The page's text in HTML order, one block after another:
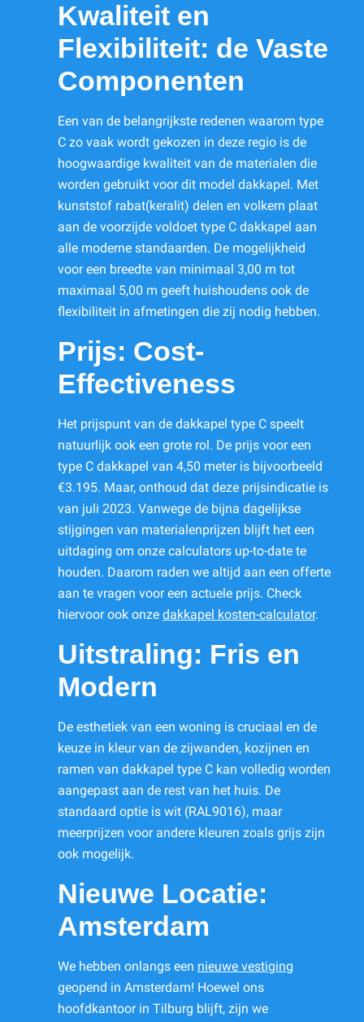
Kwaliteit en
Flexibiliteit: de Vaste
Componenten
Een van de belangrijkste redenen waarom type
C zo vaak wordt gekozen in deze regio is de
hoogwaardige kwaliteit van de materialen die
worden gebruikt voor dit model dakkapel. Met
kunststof rabat(keralit) delen en volkern plaat
aan de voorzijde voldoet type C dakkapel aan
alle moderne standaarden. De mogelijkheid
voor een breedte van minimaal 3,00 m tot
maximaal 5,00 m geeft huishoudens ook de
flexibiliteit in afmetingen die zij nodig hebben.
Prijs: Cost-
Effectiveness
Het prijspunt van de dakkapel type C speelt
natuurlijk ook een grote rol. De prijs voor een
type C dakkapel van 4,50 meter is bijvoorbeeld
€3.195. Maar, onthoud dat deze prijsindicatie is
van juli 2023. Vanwege de bijna dagelijkse
stijgingen van materialenprijzen blijft het een
uitdaging om onze calculators up-to-date te
houden. Daarom raden we altijd aan een offerte
aan te vragen voor een actuele prijs. Check
hiervoor ook onze dakkapel kosten-calculator.
Uitstraling: Fris en
Modern
De esthetiek van een woning is cruciaal en de
keuze in kleur van de zijwanden, kozijnen en
ramen van dakkapel type C kan volledig worden
aangepast aan de rest van het huis. De
standaard optie is wit (RAL9016), maar
meerprijzen voor andere kleuren zoals grijs zijn
ook mogelijk.
Nieuwe Locatie:
Amsterdam
We hebben onlangs een nieuwe vestiging
geopend in Amsterdam! Hoewel ons
hoofdkantoor in Tilburg blijft, zijn we